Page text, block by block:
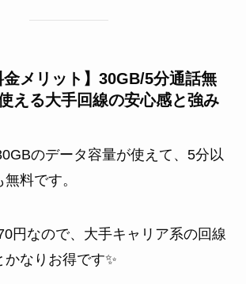
金メリット】30GB/5分通話無
える大手回線の安心感と強み
のデータ容量が使えて、5分以
料です。
円なので、大手キャリア系の回線
かなりお得です✨